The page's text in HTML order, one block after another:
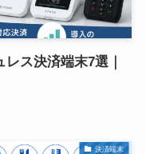
ス決済端末7選｜
決済端末